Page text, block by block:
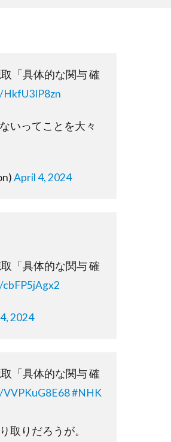
「具体的な関与 確
いってことを大々
April 4, 2024
「具体的な関与 確
2024
「具体的な関与 確
#NHK
取りだろうが。